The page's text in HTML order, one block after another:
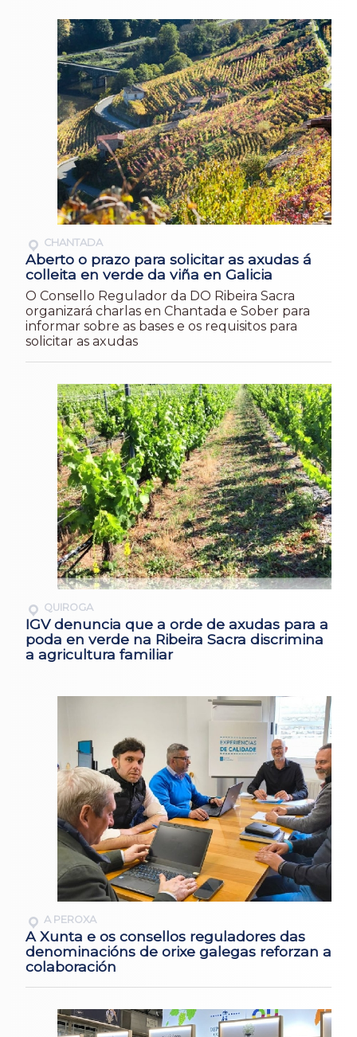
CHANTADA
Aberto o prazo para solicitar as axudas á
colleita en verde da viña en Galicia
O Consello Regulador da DO Ribeira Sacra
organizará charlas en Chantada e Sober para
informar sobre as bases e os requisitos para
solicitar as axudas
QUIROGA
IGV denuncia que a orde de axudas para a
poda en verde na Ribeira Sacra discrimina
a agricultura familiar
A PEROXA
A Xunta e os consellos reguladores das
denominacións de orixe galegas reforzan a
colaboración